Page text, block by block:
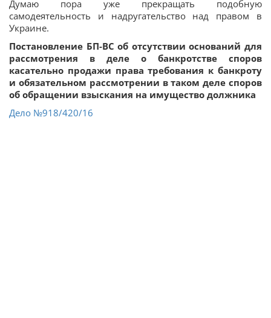
Думаю пора уже прекращать подобную
самодеятельность и надругательство над правом в
Украине.
Постановление БП-ВС об отсутствии оснований для
рассмотрения в деле о банкротстве споров
касательно продажи права требования к банкроту
и обязательном рассмотрении в таком деле споров
об обращении взыскания на имущество должника
Дело №918/420/16